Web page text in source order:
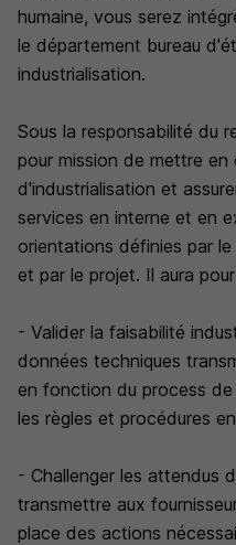
humaine, vous serez
le département bureau
industrialisation.
Sous la responsabilité du
pour mission de mettre
d'industrialisation et
services en interne et en
orientations définies par
et par le projet. Il aura
- Valider la faisabilité
données techniques
en fonction du process
les règles et procédures
- Challenger les attendus
transmettre aux
place des actions